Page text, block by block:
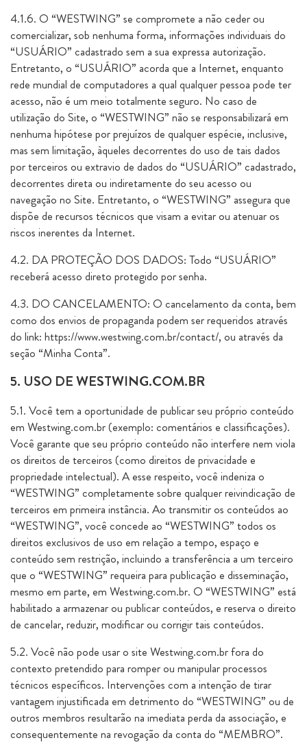
4.1.6. O “WESTWING” se compromete a não ceder ou
comercializar, sob nenhuma forma, informações individuais do
“USUÁRIO” cadastrado sem a sua expressa autorização.
Entretanto, o “USUÁRIO” acorda que a Internet, enquanto
rede mundial de computadores a qual qualquer pessoa pode ter
acesso, não é um meio totalmente seguro. No caso de
utilização do Site, o “WESTWING” não se responsabilizará em
nenhuma hipótese por prejuízos de qualquer espécie, inclusive,
mas sem limitação, àqueles decorrentes do uso de tais dados
por terceiros ou extravio de dados do “USUÁRIO” cadastrado,
decorrentes direta ou indiretamente do seu acesso ou
navegação no Site. Entretanto, o “WESTWING” assegura que
dispõe de recursos técnicos que visam a evitar ou atenuar os
riscos inerentes da Internet.
4.2. DA PROTEÇÃO DOS DADOS: Todo “USUÁRIO”
receberá acesso direto protegido por senha.
4.3. DO CANCELAMENTO: O cancelamento da conta, bem
como dos envios de propaganda podem ser requeridos através
do link: https://www.westwing.com.br/contact/, ou através da
seção “Minha Conta”.
5. USO DE WESTWING.COM.BR
5.1. Você tem a oportunidade de publicar seu próprio conteúdo
em Westwing.com.br (exemplo: comentários e classificações).
Você garante que seu próprio conteúdo não interfere nem viola
os direitos de terceiros (como direitos de privacidade e
propriedade intelectual). A esse respeito, você indeniza o
“WESTWING” completamente sobre qualquer reivindicação de
terceiros em primeira instância. Ao transmitir os conteúdos ao
“WESTWING”, você concede ao “WESTWING” todos os
direitos exclusivos de uso em relação a tempo, espaço e
conteúdo sem restrição, incluindo a transferência a um terceiro
que o “WESTWING” requeira para publicação e disseminação,
mesmo em parte, em Westwing.com.br. O “WESTWING” está
habilitado a armazenar ou publicar conteúdos, e reserva o direito
de cancelar, reduzir, modificar ou corrigir tais conteúdos.
5.2. Você não pode usar o site Westwing.com.br fora do
contexto pretendido para romper ou manipular processos
técnicos específicos. Intervenções com a intenção de tirar
vantagem injustificada em detrimento do “WESTWING” ou de
outros membros resultarão na imediata perda da associação, e
consequentemente na revogação da conta do “MEMBRO”.